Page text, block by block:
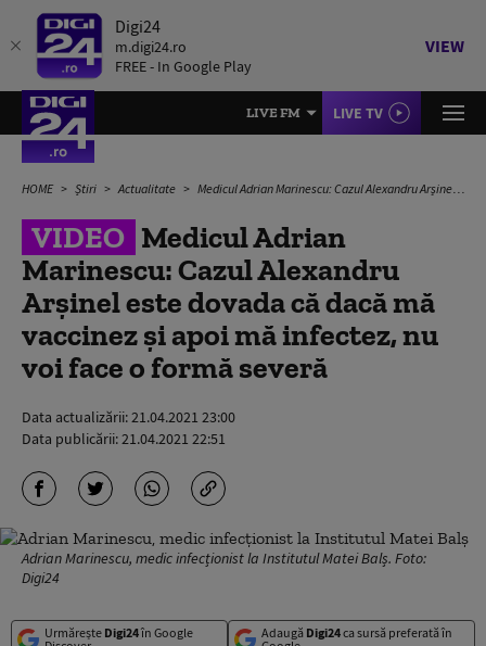
Digi24
m.digi24.ro
FREE - In Google Play
VIEW
LIVE FM LIVE TV
HOME Știri Actualitate Medicul Adrian Marinescu: Cazul Alexandru Arșinel este dovada că dacă mă vaccinez și apoi mă infectez, nu voi face o formă severă
VIDEO Medicul Adrian
Marinescu: Cazul Alexandru
Arșinel este dovada că dacă mă
vaccinez și apoi mă infectez, nu
voi face o formă severă
Data actualizării:21.04.2021 23:00
Data publicării:21.04.2021 22:51
Adrian Marinescu, medic infecționist la Institutul Matei Balș. Foto:
Digi24
Urmărește Digi24în Google
Adaugă Digi24ca sursă preferată în